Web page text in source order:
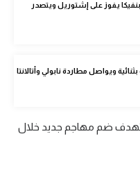
يفوز على إشتوريل ويتصدر
ويواصل مطاردة نابولي وأتالانتا
ضم مهاجم جديد خلال